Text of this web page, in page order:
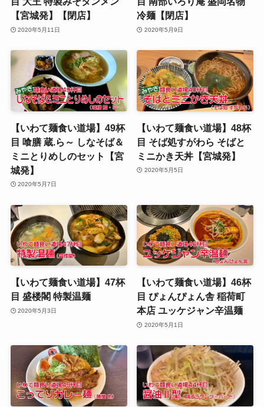
【宮城発】【閉店】
2020年5月11日
冷麺【閉店】
2020年5月9日
【いわて麺食い道場】49杯
目 喰膳 蔵.ら～ しなそば＆
ミニとりめしのセット【宮
城発】
2020年5月7日
【いわて麺食い道場】48杯
目 そば処すがわら そばと
ミニかき天丼【宮城発】
2020年5月5日
【いわて麺食い道場】47杯
目 盛楼閣 特製温麺
2020年5月3日
【いわて麺食い道場】46杯
目 ぴょんぴょん舎 稲荷町
本店 ユッケジャン辛温麺
2020年5月1日